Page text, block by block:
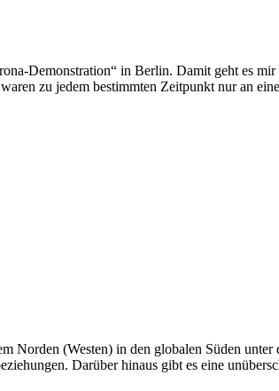
Demonstration“ in Berlin. Damit geht es
zu jedem bestimmten Zeitpunkt nur an
Norden (Westen) in den globalen Süden
Darüber hinaus gibt es eine